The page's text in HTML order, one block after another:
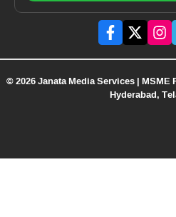
© 2026 Janata Media Services | MSME
Hyderabad,